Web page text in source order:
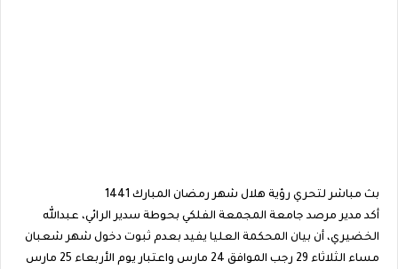
بث مباشر لتحري رؤية هلال شهر رمضان المبارك 1441
أكد مدير مرصد جامعة المجمعة الفلكي بحوطة سدير الرائي، عبدالله
الخضيري، أن بيان المحكمة العليا يفيد بعدم ثبوت دخول شهر شعبان
مساء الثلاثاء 29 رجب الموافق 24 مارس واعتبار يوم الأربعاء 25 مارس